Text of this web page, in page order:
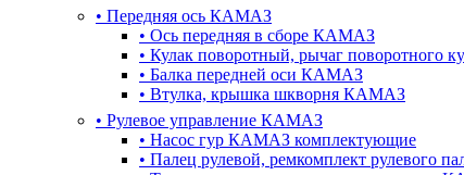
• Передняя ось КАМАЗ
• Ось передняя в сборе КАМАЗ
• Кулак поворотный, рычаг поворотного
• Балка передней оси КАМАЗ
• Втулка, крышка шкворня КАМАЗ
• Рулевое управление КАМАЗ
• Насос гур КАМАЗ комплектующие
• Палец рулевой, ремкомплект рулевого